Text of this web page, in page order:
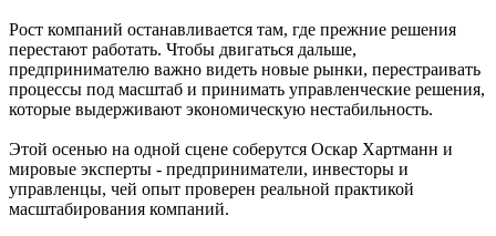
Рост компаний останавливается там, где прежние решения
перестают работать. Чтобы двигаться дальше,
предпринимателю важно видеть новые рынки, перестраивать
процессы под масштаб и принимать управленческие решения,
которые выдерживают экономическую нестабильность.
Этой осенью на одной сцене соберутся Оскар Хартманн и
мировые эксперты - предприниматели, инвесторы и
управленцы, чей опыт проверен реальной практикой
масштабирования компаний.